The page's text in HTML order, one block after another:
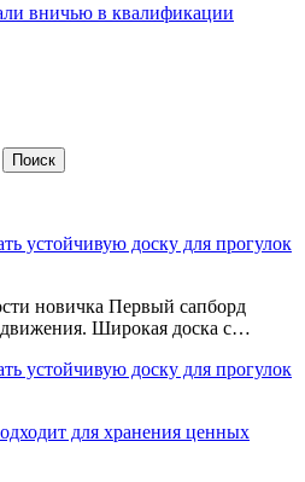
вничью в квалификации
устойчивую доску для прогулок
новичка Первый сапборд
Широкая доска с…
устойчивую доску для прогулок
для хранения ценных